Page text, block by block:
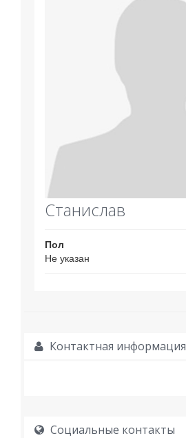
Станислав
Пол
Не указан
Контактная информация
Социальные контакты